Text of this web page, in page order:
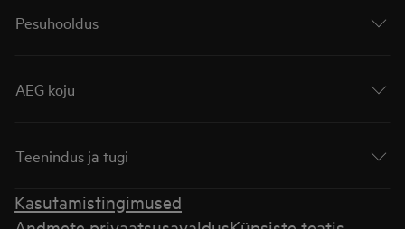
Pesuhooldus
AEG koju
Teenindus ja tugi
Kasutamistingimused